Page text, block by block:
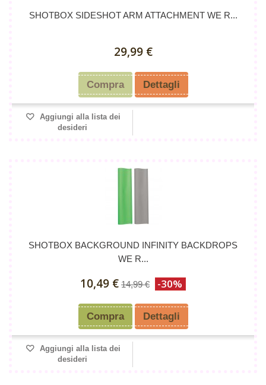
SHOTBOX SIDESHOT ARM ATTACHMENT WE R...
29,99 €
Compra Dettagli
Aggiungi alla lista dei
desideri
SHOTBOX BACKGROUND INFINITY BACKDROPS
WE R...
10,49 € 14,99 € -30%
Compra Dettagli
Aggiungi alla lista dei
desideri